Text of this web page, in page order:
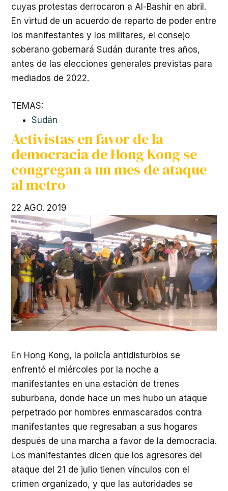
cuyas protestas derrocaron a Al-Bashir en abril.
En virtud de un acuerdo de reparto de poder entre
los manifestantes y los militares, el consejo
soberano gobernará Sudán durante tres años,
antes de las elecciones generales previstas para
mediados de 2022.
TEMAS:
Sudán
Activistas en favor de la
democracia de Hong Kong se
congregan a un mes de ataque
al metro
22 AGO. 2019
En Hong Kong, la policía antidisturbios se
enfrentó el miércoles por la noche a
manifestantes en una estación de trenes
suburbana, donde hace un mes hubo un ataque
perpetrado por hombres enmascarados contra
manifestantes que regresaban a sus hogares
después de una marcha a favor de la democracia.
Los manifestantes dicen que los agresores del
ataque del 21 de julio tienen vínculos con el
crimen organizado, y que las autoridades se